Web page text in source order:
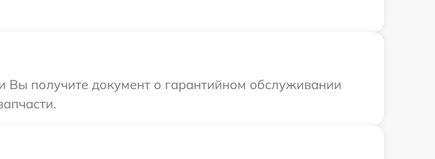
Вы получите документ о гарантийном обслуживании